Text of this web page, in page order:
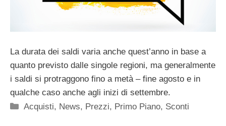
La durata dei saldi varia anche quest’anno in base a
quanto previsto dalle singole regioni, ma generalmente
i saldi si protraggono fino a metà – fine agosto e in
qualche caso anche agli inizi di settembre.
Categorie
Acquisti, News, Prezzi, Primo Piano, Sconti